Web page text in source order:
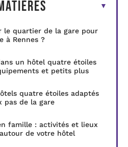
le quartier de la gare pour
à Rennes ?
un hôtel quatre étoiles
et petits plus
quatre étoiles adaptés
pas de la gare
famille : activités et lieux
de votre hôtel